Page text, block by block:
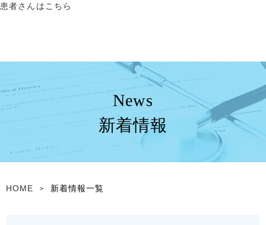
患者さんはこちら
News
新着情報
HOME 新着情報一覧